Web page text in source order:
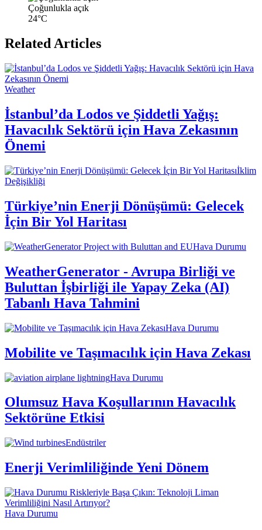
Çoğunlukla açık
24°C
Related Articles
Weather
İstanbul’da Lodos ve Şiddetli Yağış:
Havacılık Sektörü için Hava Zekasının
Önemi
İklim
Değişikliği
Türkiye’nin Enerji Dönüşümü: Gelecek
İçin Bir Yol Haritası
Hava Durumu
WeatherGenerator - Avrupa Birliği ve
Buluttan İşbirliği ile Yapay Zeka (AI)
Tabanlı Hava Tahmini
Hava Durumu
Mobilite ve Taşımacılık için Hava Zekası
Hava Durumu
Olumsuz Hava Koşullarının Havacılık
Sektörüne Etkisi
Endüstriler
Enerji Verimliliğinde Yeni Dönem
Hava Durumu